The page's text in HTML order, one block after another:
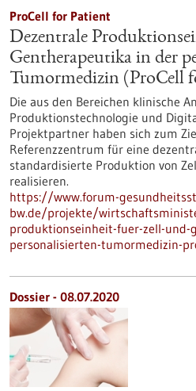
ProCell for Patient
Dezentrale
Gentherapeutika in der
Tumormedizin (ProCell
Die aus den Bereichen klinische
Produktionstechnologie und
Projektpartner haben sich zum
Referenzzentrum für eine
standardisierte Produktion von
realisieren.
https://www.forum-
bw.de/projekte/
produktionseinheit-fuer-zell-und-
personalisierten-tumormedizin-
Dossier - 08.07.2020